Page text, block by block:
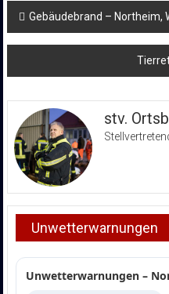
Gebäudebrand – Northeim,
stv.
Unwetterwarnungen
Unwetterwarnungen –